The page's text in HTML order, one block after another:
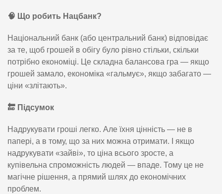
🧠 Що робить Нацбанк?
Національний банк (або центральний банк) відповідає
за те, щоб грошей в обігу було рівно стільки, скільки
потрібно економіці. Це складна балансова гра — якщо
грошей замало, економіка «гальмує», якщо забагато —
ціни «злітають».
🔚 Підсумок
Надрукувати гроші легко. Але їхня цінність — не в
папері, а в тому, що за них можна отримати. І якщо
надрукувати «зайві», то ціна всього зросте, а
купівельна спроможність людей — впаде. Тому це не
магічне рішення, а прямий шлях до економічних
проблем.